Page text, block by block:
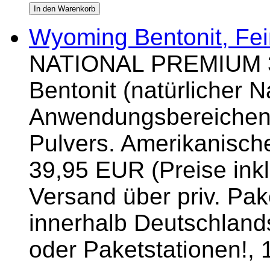
Wyoming Bentonit,
NATIONAL
Bentonit (natürlicher
Pulvers.
39,95 EUR (Preise
Versand über priv.
innerhalb
oder Paketstationen!,